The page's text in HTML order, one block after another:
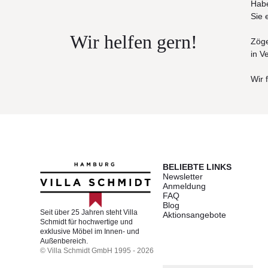
8-teilig quadratisch 350 x 350 / 400 x 400 cm
Wir helfen gern!
Sie
in
Wir
Seit über 25 Jahren steht Villa
Schmidt für hochwertige und
exklusive Möbel im Innen- und
Außenbereich.
© Villa Schmidt GmbH 1995 - 2026
BELIEBTE LINKS
Newsletter
Anmeldung
FAQ
Blog
Aktionsangebote